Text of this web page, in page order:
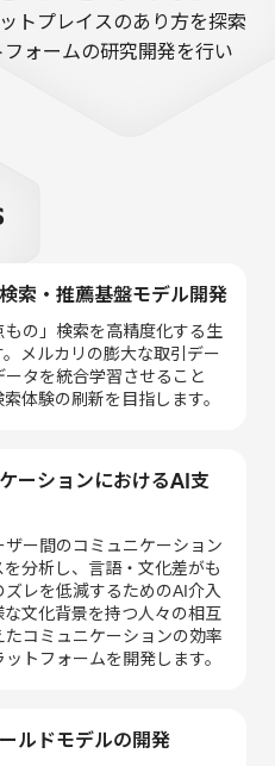
トプレイスのあり方を探索
ォームの研究開発を行い
索・推薦基盤モデル開発
の」検索を高精度化する生
メルカリの膨大な取引デー
タを統合学習させること
体験の刷新を目指します。
ーションにおけるAI支
ー間のコミュニケーション
分析し、言語・文化差がも
レを低減するためのAI介入
文化背景を持つ人々の相互
コミュニケーションの効率
トフォームを開発します。
ルドモデルの開発